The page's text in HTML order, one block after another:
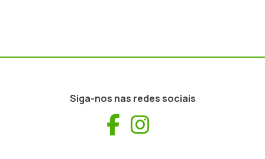
Siga-nos nas redes sociais
Facebook